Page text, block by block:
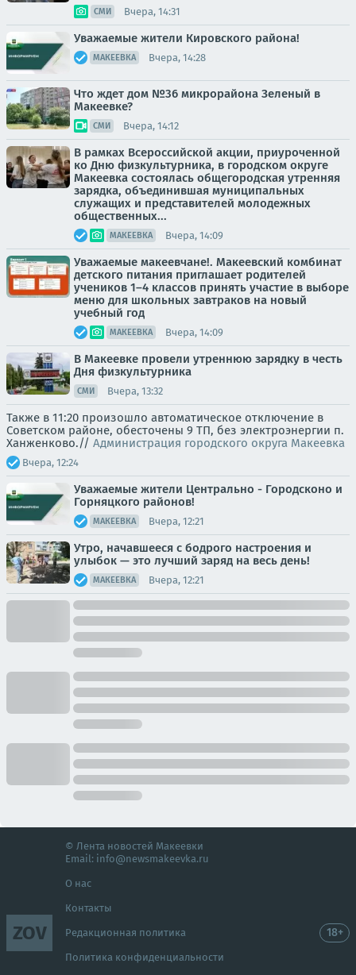
СМИ Вчера, 14:31
Уважаемые жители Кировского района!
МАКЕЕВКА Вчера, 14:28
Что ждет дом №36 микрорайона Зеленый в
Макеевке?
СМИ Вчера, 14:12
В рамках Всероссийской акции, приуроченной
ко Дню физкультурника, в городском округе
Макеевка состоялась общегородская утренняя
зарядка, объединившая муниципальных
служащих и представителей молодежных
общественных...
МАКЕЕВКА Вчера, 14:09
Уважаемые макеевчане!. Макеевский комбинат
детского питания приглашает родителей
учеников 1–4 классов принять участие в выборе
меню для школьных завтраков на новый
учебный год
МАКЕЕВКА Вчера, 14:09
В Макеевке провели утреннюю зарядку в честь
Дня физкультурника
СМИ Вчера, 13:32
Также в 11:20 произошло автоматическое отключение в
Советском районе, обесточены 9 ТП, без электроэнергии п.
Ханженково.// Администрация городского округа Макеевка
Вчера, 12:24
Уважаемые жители Центрально - Городсконо и
Горняцкого районов!
МАКЕЕВКА Вчера, 12:21
Утро, начавшееся с бодрого настроения и
улыбок — это лучший заряд на весь день!
МАКЕЕВКА Вчера, 12:21
ZOV
© Лента новостей Макеевки
Email: info@newsmakeevka.ru
О нас
Контакты
Редакционная политика
Политика конфиденциальности
18+